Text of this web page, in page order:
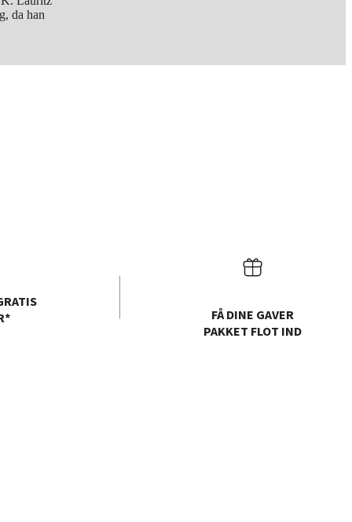
da han
FÅ DINE GAVER
PAKKET FLOT IND